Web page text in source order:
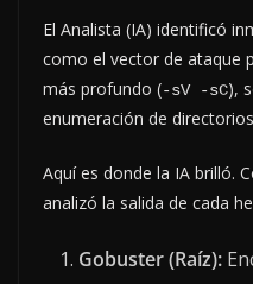
El Analista (IA) identificó
como el vector de ataque
más profundo (-sV -sC),
enumeración de
Aquí es donde la IA brilló.
analizó la salida de cada
Gobuster (Raíz):